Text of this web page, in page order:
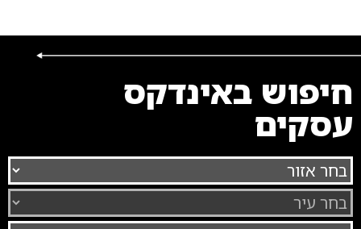
חיפוש באינדקס
עסקים